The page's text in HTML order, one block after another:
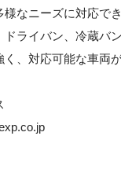
様なニーズに対応で
ドライバン、冷蔵バ
、対応可能な車両